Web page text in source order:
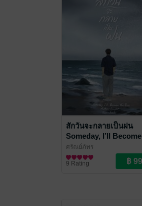
สักวันจะกลายเป็นฝน
Someday, I’ll Become
the Rain
ศรัณย์ภัทร
วรรณกรรมเยาวชน
9 Rating